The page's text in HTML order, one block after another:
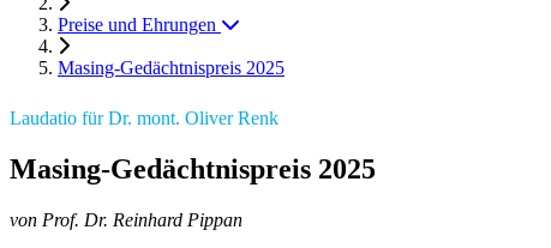
Preise und Ehrungen
Masing-Gedächtnispreis 2025
Laudatio für Dr. mont. Oliver Renk
Masing-Gedächtnispreis 2025
von Prof. Dr. Reinhard Pippan